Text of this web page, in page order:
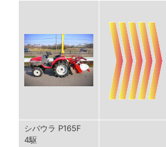
シバウラ P165F
4駆